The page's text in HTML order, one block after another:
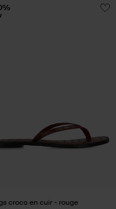
croco en cuir - rouge